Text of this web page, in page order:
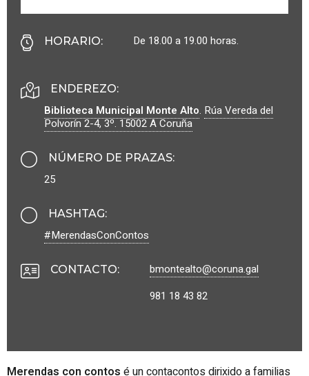
HORARIO: De 18.00 a 19.00 horas.
ENDEREZO:
Biblioteca Municipal Monte Alto. Rúa Vereda del
Polvorín 2-4, 3º.15002A Coruña
NÚMERO DE PRAZAS:
25
HASHTAG:
#MerendasConContos
CONTACTO:
bmontealto@coruna.gal
981 18 43 82
Merendas con contos é un contacontos dirixido a familias